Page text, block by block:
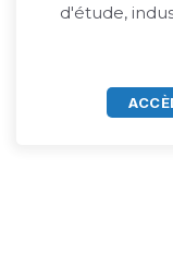
d'étude,